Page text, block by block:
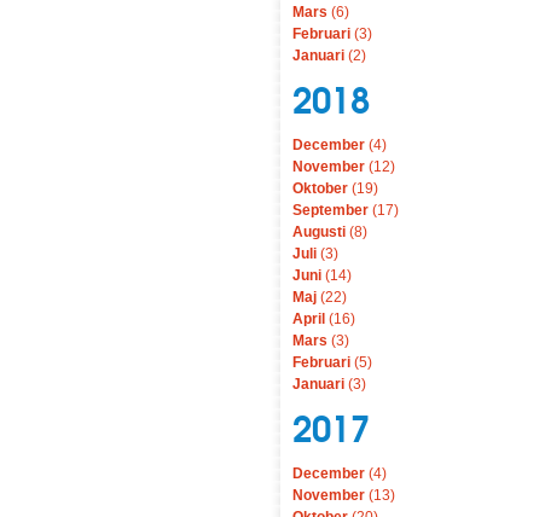
Mars (6)
Februari (3)
Januari (2)
2018
December (4)
November (12)
Oktober (19)
September (17)
Augusti (8)
Juli (3)
Juni (14)
Maj (22)
April (16)
Mars (3)
Februari (5)
Januari (3)
2017
December (4)
November (13)